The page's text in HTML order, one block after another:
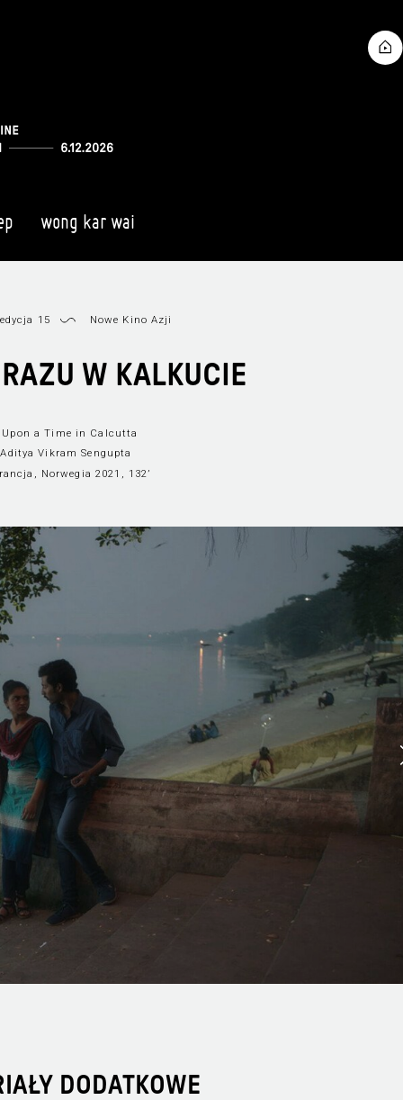
wong kar wai
15 Nowe Kino Azji
W KALKUCIE
Upon a Time in Calcutta
Vikram Sengupta
Norwegia 2021, 132’
DODATKOWE